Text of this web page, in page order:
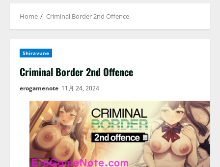
Home Criminal Border 2nd Offence
Shiravune
Criminal Border 2nd Offence
erogamenote 11月 24, 2024